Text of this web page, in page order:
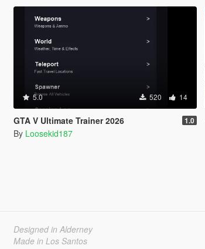
5.0 520 14
GTA V Ultimate Trainer 2026 1.0
By Loosekid187
Designed in Alderney
Made in Los Santos